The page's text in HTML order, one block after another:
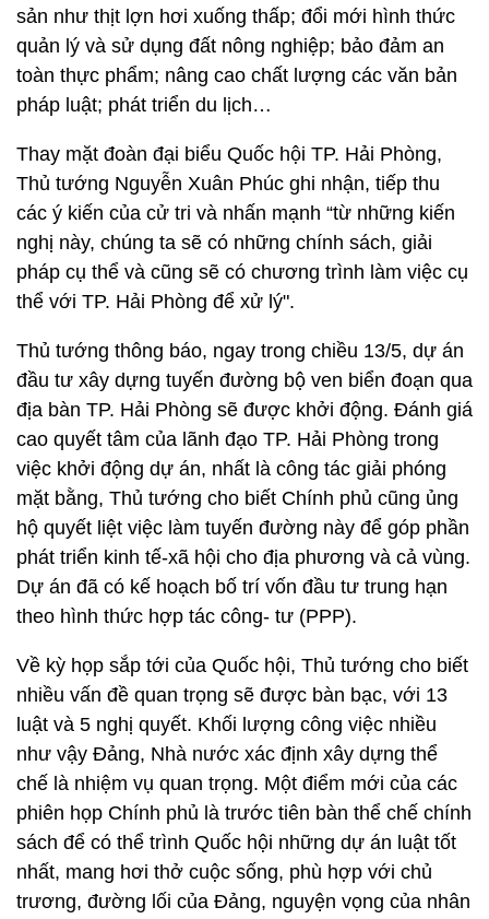
sản như thịt lợn hơi xuống thấp; đổi mới hình thức
quản lý và sử dụng đất nông nghiệp; bảo đảm an
toàn thực phẩm; nâng cao chất lượng các văn bản
pháp luật; phát triển du lịch…
Thay mặt đoàn đại biểu Quốc hội TP. Hải Phòng,
Thủ tướng Nguyễn Xuân Phúc ghi nhận, tiếp thu
các ý kiến của cử tri và nhấn mạnh “từ những kiến
nghị này, chúng ta sẽ có những chính sách, giải
pháp cụ thể và cũng sẽ có chương trình làm việc cụ
thể với TP. Hải Phòng để xử lý".
Thủ tướng thông báo, ngay trong chiều 13/5, dự án
đầu tư xây dựng tuyến đường bộ ven biển đoạn qua
địa bàn TP. Hải Phòng sẽ được khởi động. Đánh giá
cao quyết tâm của lãnh đạo TP. Hải Phòng trong
việc khởi động dự án, nhất là công tác giải phóng
mặt bằng, Thủ tướng cho biết Chính phủ cũng ủng
hộ quyết liệt việc làm tuyến đường này để góp phần
phát triển kinh tế-xã hội cho địa phương và cả vùng.
Dự án đã có kế hoạch bố trí vốn đầu tư trung hạn
theo hình thức hợp tác công- tư (PPP).
Về kỳ họp sắp tới của Quốc hội, Thủ tướng cho biết
nhiều vấn đề quan trọng sẽ được bàn bạc, với 13
luật và 5 nghị quyết. Khối lượng công việc nhiều
như vậy Đảng, Nhà nước xác định xây dựng thể
chế là nhiệm vụ quan trọng. Một điểm mới của các
phiên họp Chính phủ là trước tiên bàn thể chế chính
sách để có thể trình Quốc hội những dự án luật tốt
nhất, mang hơi thở cuộc sống, phù hợp với chủ
trương, đường lối của Đảng, nguyện vọng của nhân